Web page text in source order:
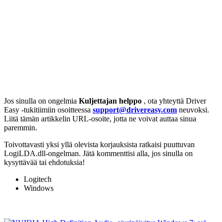
Jos sinulla on ongelmia Kuljettajan helppo , ota yhteyttä Driver
Easy -tukitiimiin osoitteessa support@drivereasy.com neuvoksi.
Liitä tämän artikkelin URL-osoite, jotta ne voivat auttaa sinua
paremmin.
Toivottavasti yksi yllä olevista korjauksista ratkaisi puuttuvan
LogiLDA.dll-ongelman. Jätä kommenttisi alla, jos sinulla on
kysyttävää tai ehdotuksia!
Logitech
Windows